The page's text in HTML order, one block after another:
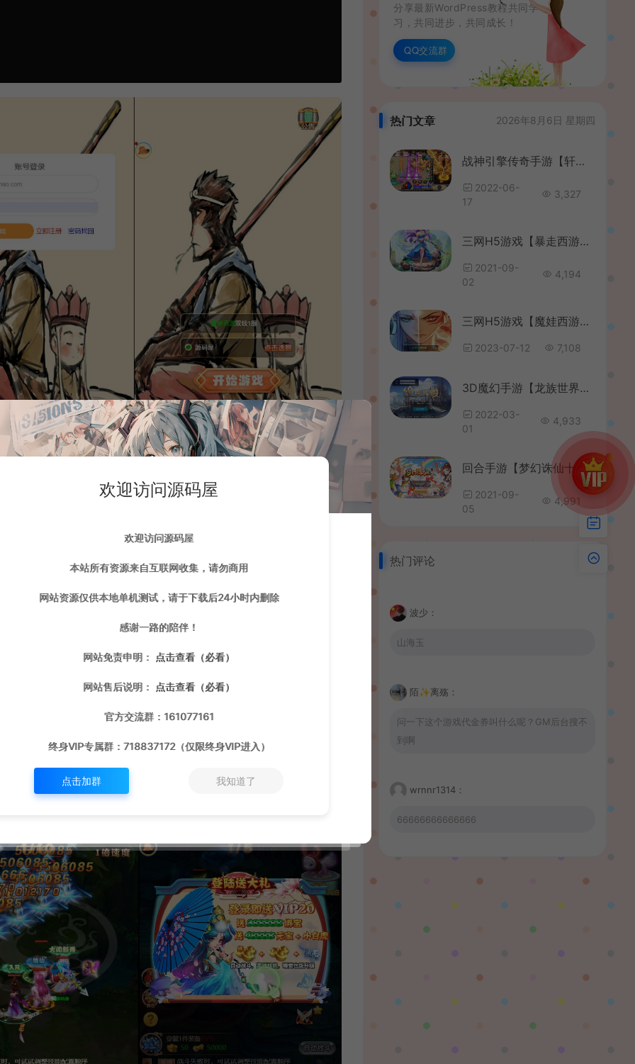
分享最新WordPress教程共同学
习，共同进步，共同成长！
QQ交流群
热门文章 2026年8月6日 星期四
战神引擎传奇手游【轩辕传奇第三季白猪修复版】最新整理WIN系靓装服务端+安卓+GM授权后台+详细搭建教程
2022-06-
17
3,327
三网H5游戏【暴走西游H5】最新整理WIN系服务端+GM授权后台+详细搭建教程
2021-09-
02
4,194
三网H5游戏【魔娃西游H5】最新整理单机一键即玩镜像端+Linux手工服务端+GM后台+详细搭建教程
2023-07-12 7,108
3D魔幻手游【龙族世界】最新整理Linux手工端+安卓苹果双端+客户端解密工具+CDK授权后台+详细搭建教程
2022-03-
01
4,933
回合手游【梦幻诛仙十三职业微中变增幅版】最新整理手工端+安卓苹果双端+GM后台+详细搭建教程
2021-09-
05
4,991
热门评论
波少：
山海玉
陌✨离殇：
问一下这个游戏代金券叫什么呢？GM后台搜不
到啊
wrnnr1314：
66666666666666
这个后续还有更新吗，更新后还需要再次购买
吗
欢迎访问源码屋
欢迎访问源码屋
本站所有资源来自互联网收集，请勿商用
网站资源仅供本地单机测试，请于下载后24小时内删除
感谢一路的陪伴！
网站免责申明： 点击查看（必看）
网站售后说明： 点击查看（必看）
官方交流群：161077161
终身VIP专属群：718837172（仅限终身VIP进入）
点击加群 我知道了